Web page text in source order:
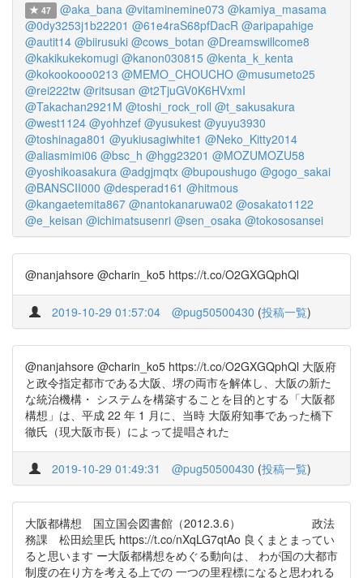
47 @aka_bana @vitaminemine073 @kamiya_masama
@0dy3253j1b22201 @61e4raS68pfDacR @aripapahige
@autit14 @biirusuki @cows_botan @Dreamswillcome8
@kakikukekomugi @kanon030815 @kenta_k_kenta
@kokookooo0213 @MEMO_CHOUCHO @musumeto25
@rei222tw @ritsusan @t2TjuGV0K6HVxmI
@Takachan2921M @toshi_rock_roll @t_sakusakura
@west1124 @yohhzef @yusukest @yuyu3930
@toshinaga801 @yukiusagiwhite1 @Neko_Kitty2014
@aliasmimi06 @bsc_h @hgg23201 @MOZUMOZU58
@yoshikoasakura @adgjmqtx @bupoushugo @gogo_sakai
@BANSCII000 @desperad161 @hitmous
@kangaetemita867 @nantokanaruwa02 @osakato1122
@e_keisan @ichimatsusenri @sen_osaka @tokososansei
@nanjahsore @charin_ko5 https://t.co/O2GXGQphQl
2019-10-29 01:57:04 @pug50500430 (投稿一覧)
@nanjahsore @charin_ko5 https://t.co/O2GXGQphQl 大阪府
と政令指定都市である大阪、堺の両市を解体し、大阪の新た
な統治機構・ システムを構築することを目的とする「大阪都
構想」は、平成 22 年 1 月に、当時 大阪府知事であった橋下
徹氏（現大阪市長）によって提唱された
2019-10-29 01:49:31 @pug50500430 (投稿一覧)
大阪都構想 国立国会図書館（2012.3.6） 政法
務課 松田絵里氏 https://t.co/nXqLG7qtAo 良くまとまってい
ると思います ー大阪都構想をめぐる動向は、 わが国の大都市
制度の在り方を考える上での 一つの里程標になると思われる